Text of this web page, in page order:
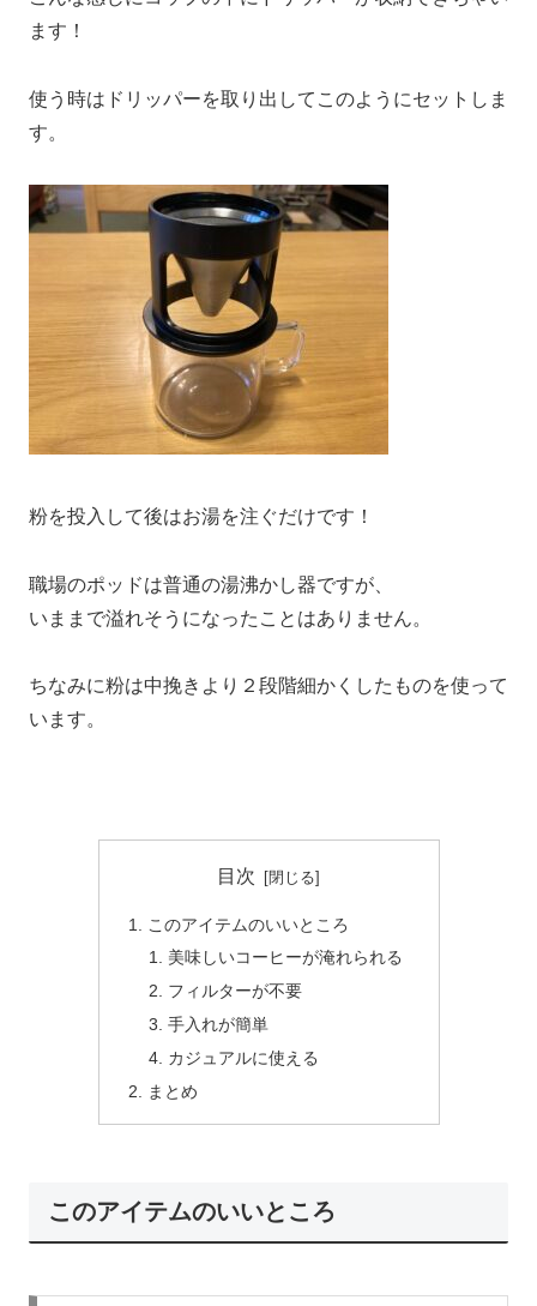
ます！
使う時はドリッパーを取り出してこのようにセットしま
す。
粉を投入して後はお湯を注ぐだけです！
職場のポッドは普通の湯沸かし器ですが、
いままで溢れそうになったことはありません。
ちなみに粉は中挽きより２段階細かくしたものを使って
います。
目次
このアイテムのいいところ
美味しいコーヒーが淹れられる
フィルターが不要
手入れが簡単
カジュアルに使える
まとめ
このアイテムのいいところ